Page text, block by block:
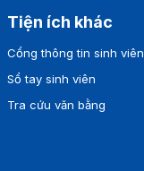
Tiện ích khác
Cổng thông tin sinh viên
Sổ tay sinh viên
Tra cứu văn bằng